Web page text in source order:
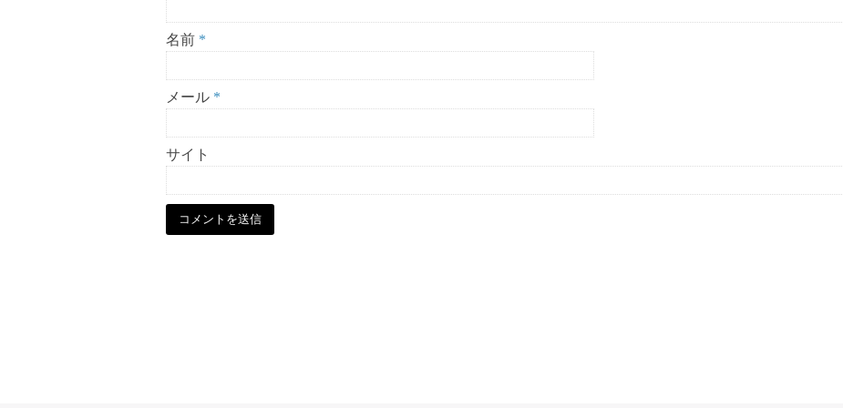
名前 *
メール *
サイト